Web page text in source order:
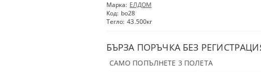
Марка: ЕЛДОМ
Код: bo28
Тегло: 43.500кг
БЪРЗА ПОРЪЧКА БЕЗ
САМО ПОПЪЛНЕТЕ 3 ПОЛЕТА